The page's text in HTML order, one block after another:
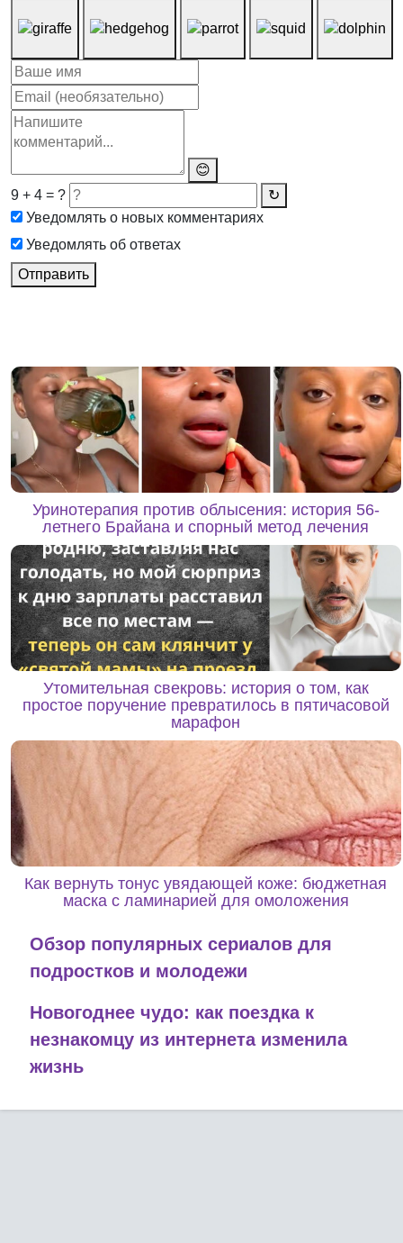
😊
9 + 4 = ?
↻
Уведомлять о новых комментариях
Уведомлять об ответах
Отправить
Уринотерапия против облысения: история 56-
летнего Брайана и спорный метод лечения
Утомительная свекровь: история о том, как
простое поручение превратилось в пятичасовой
марафон
Как вернуть тонус увядающей коже: бюджетная
маска с ламинарией для омоложения
Обзор популярных сериалов для
подростков и молодежи
Новогоднее чудо: как поездка к
незнакомцу из интернета изменила
жизнь